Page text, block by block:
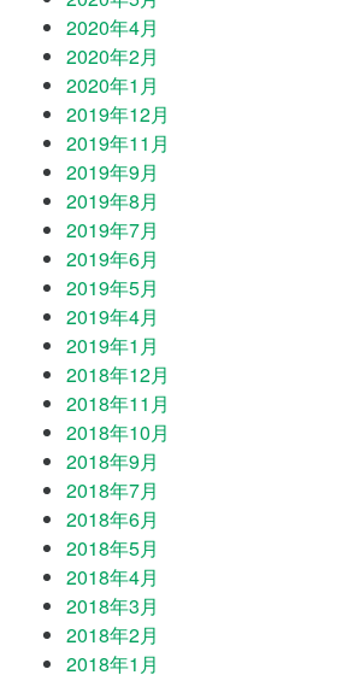
2020年4月
2020年2月
2020年1月
2019年12月
2019年11月
2019年9月
2019年8月
2019年7月
2019年6月
2019年5月
2019年4月
2019年1月
2018年12月
2018年11月
2018年10月
2018年9月
2018年7月
2018年6月
2018年5月
2018年4月
2018年3月
2018年2月
2018年1月